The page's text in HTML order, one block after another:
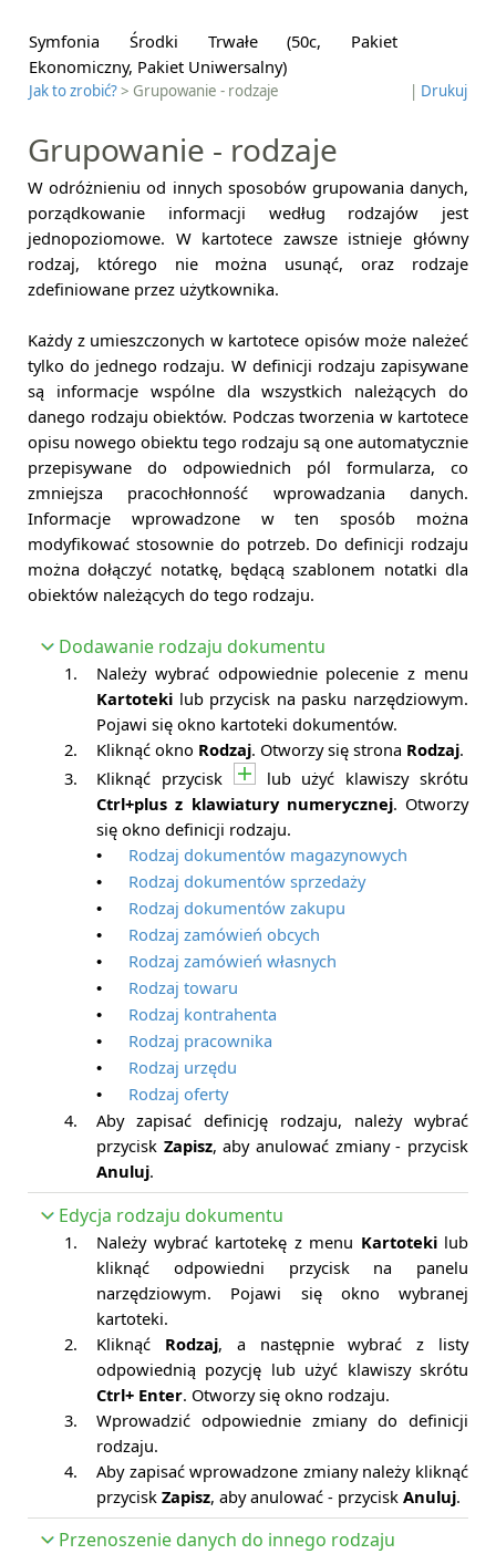
Symfonia Środki Trwałe (50c, Pakiet
Ekonomiczny, Pakiet Uniwersalny)
Jak to zrobić?> Grupowanie - rodzaje | Drukuj
Grupowanie - rodzaje
W odróżnieniu od innych sposobów grupowania danych,
porządkowanie informacji według rodzajów jest
jednopoziomowe. W kartotece zawsze istnieje główny
rodzaj, którego nie można usunąć, oraz rodzaje
zdefiniowane przez użytkownika.
Każdy z umieszczonych w kartotece opisów może należeć
tylko do jednego rodzaju. W definicji rodzaju zapisywane
są informacje wspólne dla wszystkich należących do
danego rodzaju obiektów. Podczas tworzenia w kartotece
opisu nowego obiektu tego rodzaju są one automatycznie
przepisywane do odpowiednich pól formularza, co
zmniejsza pracochłonność wprowadzania danych.
Informacje wprowadzone w ten sposób można
modyfikować stosownie do potrzeb. Do definicji rodzaju
można dołączyć notatkę, będącą szablonem notatki dla
obiektów należących do tego rodzaju.
Dodawanie rodzaju dokumentu
1.
Należy wybrać odpowiednie polecenie z menu
Kartoteki lub przycisk na pasku narzędziowym.
Pojawi się okno kartoteki dokumentów.
2.
Kliknąć okno Rodzaj. Otworzy się strona Rodzaj.
3.
Kliknąć przycisk
lub użyć klawiszy skrótu
Ctrl+plus z klawiatury numerycznej. Otworzy
się okno definicji rodzaju.
• Rodzaj dokumentów magazynowych
• Rodzaj dokumentów sprzedaży
• Rodzaj dokumentów zakupu
• Rodzaj zamówień obcych
• Rodzaj zamówień własnych
• Rodzaj towaru
• Rodzaj kontrahenta
• Rodzaj pracownika
• Rodzaj urzędu
•
Rodzaj oferty
4.
Aby zapisać definicję rodzaju, należy wybrać
przycisk Zapisz, aby anulować zmiany - przycisk
Anuluj.
Edycja rodzaju dokumentu
1. Należy wybrać kartotekę z menu Kartotekilub
kliknąć odpowiedni przycisk na panelu
narzędziowym. Pojawi się okno wybranej
kartoteki.
2.
Kliknąć Rodzaj, a następnie wybrać z listy
odpowiednią pozycję lub użyć klawiszy skrótu
Ctrl+ Enter. Otworzy się okno rodzaju.
3.
Wprowadzić odpowiednie zmiany do definicji
rodzaju.
4.
Aby zapisać wprowadzone zmiany należy kliknąć
przycisk Zapisz, aby anulować - przycisk Anuluj.
Przenoszenie danych do innego rodzaju